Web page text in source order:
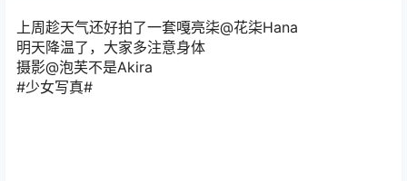
上周趁天气还好拍了一套嘎亮柒@花柒Hana
明天降温了，大家多注意身体
摄影@泡芙不是Akira
#少女写真#